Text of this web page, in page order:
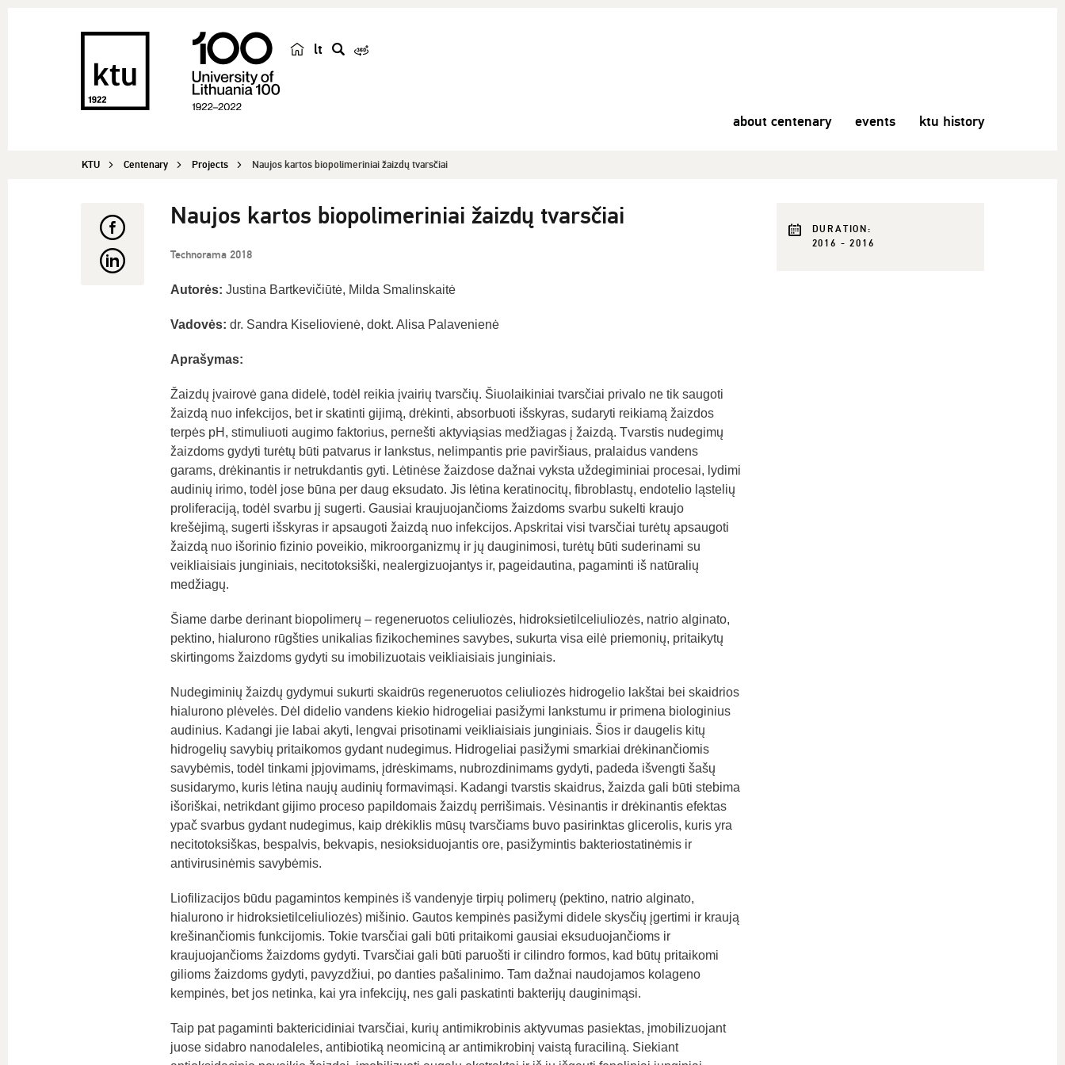
lt
h
about centenary events ktu history
KTU Centenary Projects Naujos kartos biopolimeriniai žaizdų tvarsčiai
Naujos kartos biopolimeriniai žaizdų tvarsčiai
Technorama 2018
Autorės: Justina Bartkevičiūtė, Milda Smalinskaitė
Vadovės: dr. Sandra Kiseliovienė, dokt. Alisa Palavenienė
Aprašymas:
Žaizdų įvairovė gana didelė, todėl reikia įvairių tvarsčių. Šiuolaikiniai tvarsčiai privalo ne tik saugoti
žaizdą nuo infekcijos, bet ir skatinti gijimą, drėkinti, absorbuoti išskyras, sudaryti reikiamą žaizdos
terpės pH, stimuliuoti augimo faktorius, pernešti aktyviąsias medžiagas į žaizdą. Tvarstis nudegimų
žaizdoms gydyti turėtų būti patvarus ir lankstus, nelimpantis prie paviršiaus, pralaidus vandens
garams, drėkinantis ir netrukdantis gyti. Lėtinėse žaizdose dažnai vyksta uždegiminiai procesai, lydimi
audinių irimo, todėl jose būna per daug eksudato. Jis lėtina keratinocitų, fibroblastų, endotelio ląstelių
proliferaciją, todėl svarbu jį sugerti. Gausiai kraujuojančioms žaizdoms svarbu sukelti kraujo
krešėjimą, sugerti išskyras ir apsaugoti žaizdą nuo infekcijos. Apskritai visi tvarsčiai turėtų apsaugoti
žaizdą nuo išorinio fizinio poveikio, mikroorganizmų ir jų dauginimosi, turėtų būti suderinami su
veikliaisiais junginiais, necitotoksiški, nealergizuojantys ir, pageidautina, pagaminti iš natūralių
medžiagų.
Šiame darbe derinant biopolimerų – regeneruotos celiuliozės, hidroksietilceliuliozės, natrio alginato,
pektino, hialurono rūgšties unikalias fizikochemines savybes, sukurta visa eilė priemonių, pritaikytų
skirtingoms žaizdoms gydyti su imobilizuotais veikliaisiais junginiais.
Nudegiminių žaizdų gydymui sukurti skaidrūs regeneruotos celiuliozės hidrogelio lakštai bei skaidrios
hialurono plėvelės. Dėl didelio vandens kiekio hidrogeliai pasižymi lankstumu ir primena biologinius
audinius. Kadangi jie labai akyti, lengvai prisotinami veikliaisiais junginiais. Šios ir daugelis kitų
hidrogelių savybių pritaikomos gydant nudegimus. Hidrogeliai pasižymi smarkiai drėkinančiomis
savybėmis, todėl tinkami įpjovimams, įdrėskimams, nubrozdinimams gydyti, padeda išvengti šašų
susidarymo, kuris lėtina naujų audinių formavimąsi. Kadangi tvarstis skaidrus, žaizda gali būti stebima
išoriškai, netrikdant gijimo proceso papildomais žaizdų perrišimais. Vėsinantis ir drėkinantis efektas
ypač svarbus gydant nudegimus, kaip drėkiklis mūsų tvarsčiams buvo pasirinktas glicerolis, kuris yra
necitotoksiškas, bespalvis, bekvapis, nesioksiduojantis ore, pasižymintis bakteriostatinėmis ir
antivirusinėmis savybėmis.
Liofilizacijos būdu pagamintos kempinės iš vandenyje tirpių polimerų (pektino, natrio alginato,
hialurono ir hidroksietilceliuliozės) mišinio. Gautos kempinės pasižymi didele skysčių įgertimi ir kraują
krešinančiomis funkcijomis. Tokie tvarsčiai gali būti pritaikomi gausiai eksuduojančioms ir
kraujuojančioms žaizdoms gydyti. Tvarsčiai gali būti paruošti ir cilindro formos, kad būtų pritaikomi
gilioms žaizdoms gydyti, pavyzdžiui, po danties pašalinimo. Tam dažnai naudojamos kolageno
kempinės, bet jos netinka, kai yra infekcijų, nes gali paskatinti bakterijų dauginimąsi.
Taip pat pagaminti baktericidiniai tvarsčiai, kurių antimikrobinis aktyvumas pasiektas, įmobilizuojant
juose sidabro nanodaleles, antibiotiką neomiciną ar antimikrobinį vaistą furaciliną. Siekiant
DURATION:
2016 - 2016